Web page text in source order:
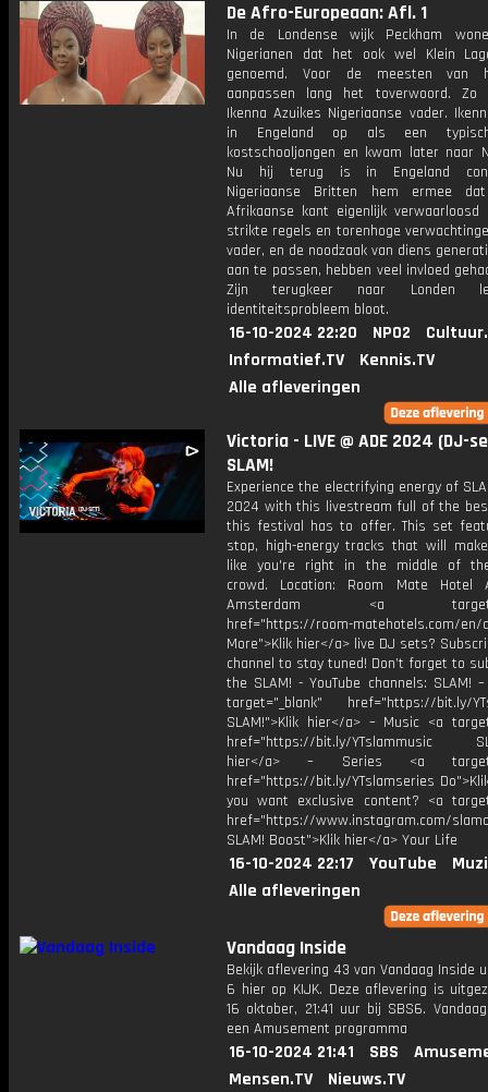
De Afro-Europeaan: Afl. 1
In de Londense wijk Peckham
Nigerianen dat het ook wel Klein
genoemd. Voor de meesten van
aanpassen lang het toverwoord. Zo
Ikenna Azuikes Nigeriaanse vader.
in Engeland op als een
kostschooljongen en kwam later naar
Nu hij terug is in Engeland
Nigeriaanse Britten hem ermee
Afrikaanse kant eigenlijk verwaarloosd
strikte regels en torenhoge
vader, en de noodzaak van diens
aan te passen, hebben veel invloed
Zijn terugkeer naar Londen
identiteitsprobleem bloot.
16-10-2024 22:20 NPO2
Informatief.TV
Kennis.TV
Alle afleveringen
Victoria - LIVE @ ADE 2024 (DJ-
SLAM!
Experience the electrifying energy of
2024 with this livestream full of the
this festival has to offer. This set
stop, high-energy tracks that will
like you're right in the middle of
crowd. Location: Room Mate Hotel
Amsterdam <a
href="https://room-matehotels.com/en/
More">Klik hier</a> live DJ sets?
channel to stay tuned! Don’t forget to
the SLAM! - YouTube channels: SLAM!
target="_blank" href="https://bit.ly/
SLAM!">Klik hier</a> – Music <a
href="https://bit.ly/YTslammusic
hier</a> – Series <a
href="https://bit.ly/YTslamseries
you want exclusive content? <a
href="https://www.instagram.com/
SLAM! Boost">Klik hier</a> Your Life
16-10-2024 22:17 YouTube
Alle afleveringen
Vandaag Inside
Bekijk aflevering 43 van Vandaag Inside
6 hier op KIJK. Deze aflevering is
16 oktober, 21:41 uur bij SBS6.
een Amusement programma
16-10-2024 21:41 SBS
Mensen.TV
Nieuws.TV